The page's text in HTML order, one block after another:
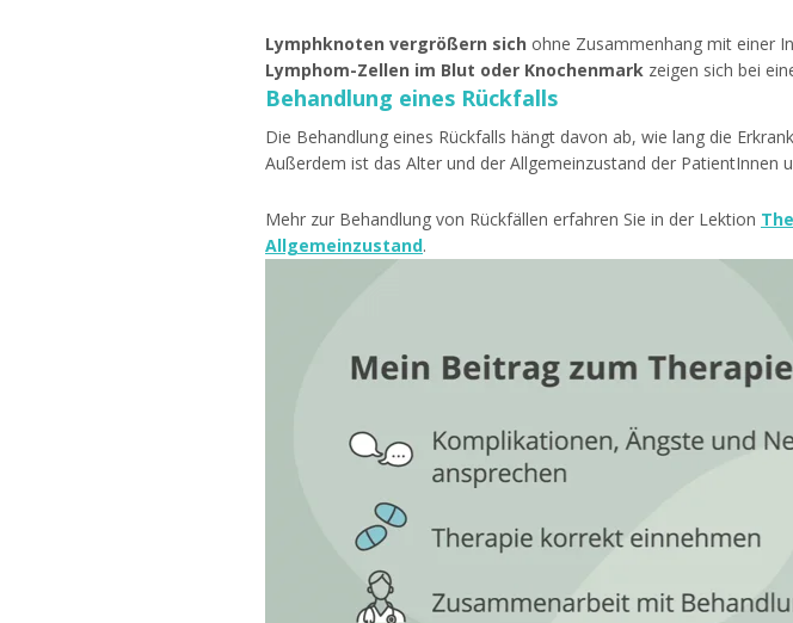
Lymphknoten vergrößern sich ohne Zusammenhang mit einer
Lymphom-Zellen im Blut oder Knochenmark zeigen sich bei
Behandlung eines Rückfalls
Die Behandlung eines Rückfalls hängt davon ab, wie lang die
Außerdem ist das Alter und der Allgemeinzustand der PatientInnen
Mehr zur Behandlung von Rückfällen erfahren Sie in der Lektion
Allgemeinzustand.